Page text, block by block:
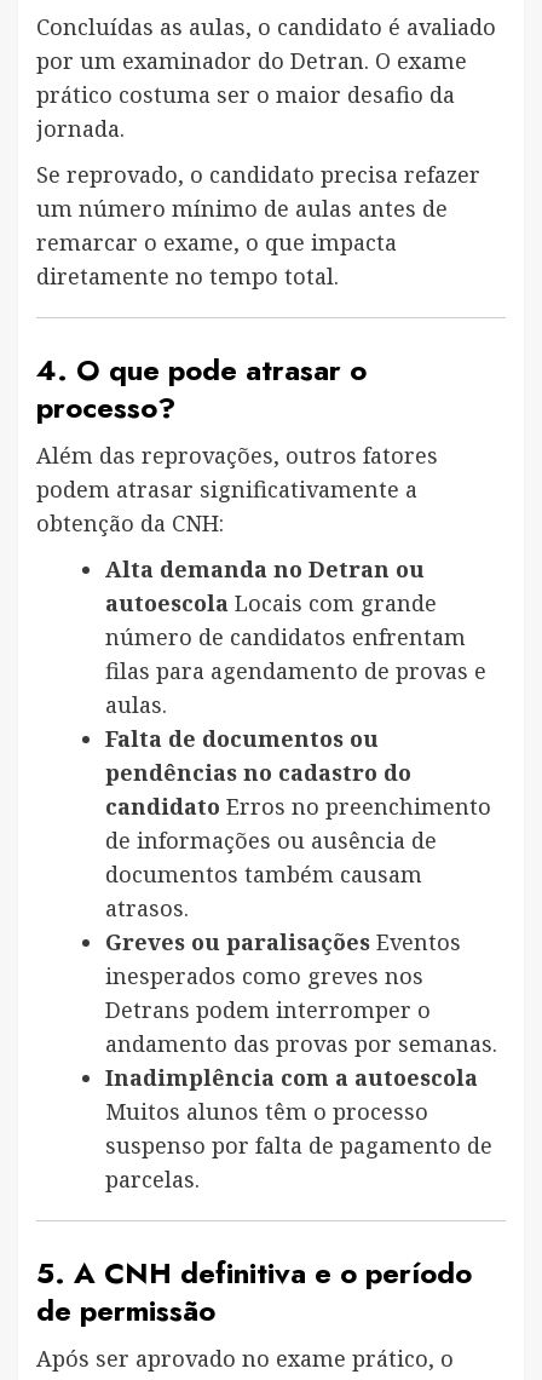
Concluídas as aulas, o candidato é avaliado
por um examinador do Detran. O exame
prático costuma ser o maior desafio da
jornada.
Se reprovado, o candidato precisa refazer
um número mínimo de aulas antes de
remarcar o exame, o que impacta
diretamente no tempo total.
4. O que pode atrasar o
processo?
Além das reprovações, outros fatores
podem atrasar significativamente a
obtenção da CNH:
Alta demanda no Detran ou
autoescola Locais com grande
número de candidatos enfrentam
filas para agendamento de provas e
aulas.
Falta de documentos ou
pendências no cadastro do
candidato Erros no preenchimento
de informações ou ausência de
documentos também causam
atrasos.
Greves ou paralisações Eventos
inesperados como greves nos
Detrans podem interromper o
andamento das provas por semanas.
Inadimplência com a autoescola
Muitos alunos têm o processo
suspenso por falta de pagamento de
parcelas.
5. A CNH definitiva e o período
de permissão
Após ser aprovado no exame prático, o